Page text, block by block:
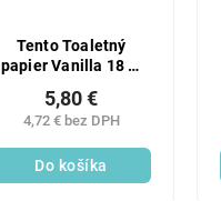
Tento Toaletný
papier Vanilla 18 m
4,72 € bez DPH
5,80 €
Do košíka